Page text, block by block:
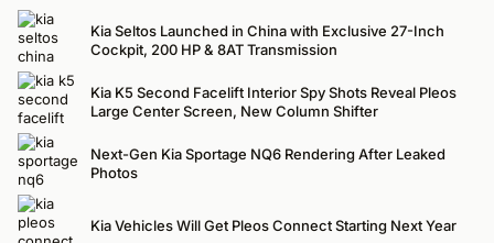
Kia Seltos Launched in China with Exclusive 27-Inch
Cockpit, 200 HP & 8AT Transmission
Kia K5 Second Facelift Interior Spy Shots Reveal Pleos
Large Center Screen, New Column Shifter
Next-Gen Kia Sportage NQ6 Rendering After Leaked
Photos
Kia Vehicles Will Get Pleos Connect Starting Next Year